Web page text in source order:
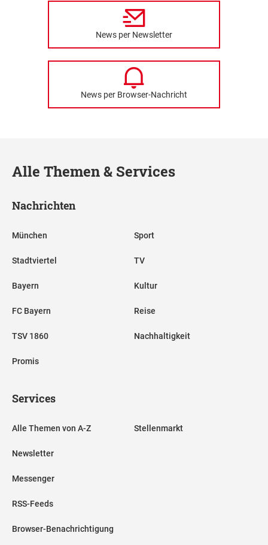
News per Newsletter
News per Browser-Nachricht
Alle Themen & Services
Nachrichten
München
Stadtviertel
Bayern
FC Bayern
TSV 1860
Promis
Sport
TV
Kultur
Reise
Nachhaltigkeit
Services
Alle Themen von A-Z
Newsletter
Messenger
RSS-Feeds
Browser-Benachrichtigung
Stellenmarkt